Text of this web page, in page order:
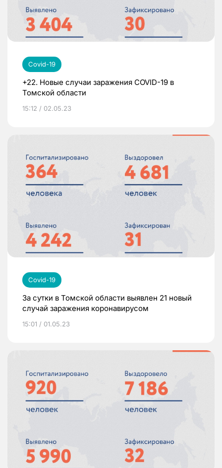
Covid-19
+22. Новые случаи заражения COVID-19 в
Томской области
15:12 / 02.05.23
Covid-19
За сутки в Томской области выявлен 21 новый
случай заражения коронавирусом
15:01 / 01.05.23